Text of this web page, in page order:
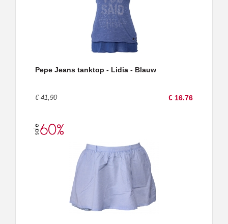
Pepe Jeans tanktop - Lidia - Blauw
€ 41,90 € 16.76